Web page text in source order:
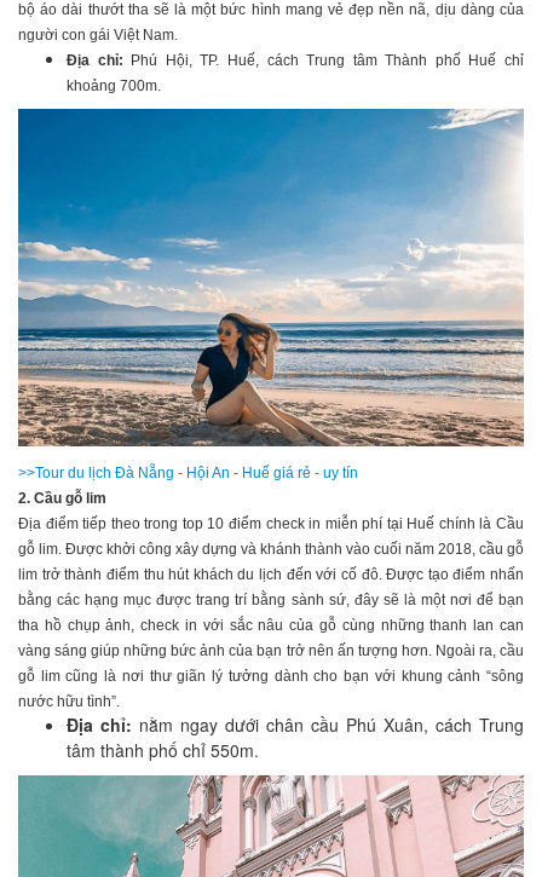
bộ áo dài thướt tha sẽ là một bức hình mang vẻ đẹp nền nã, dịu dàng của
người con gái Việt Nam.
Địa chỉ: Phú Hội, TP. Huế, cách Trung tâm Thành phố Huế chỉ
khoảng 700m.
>>Tour du lịch Đà Nẵng - Hội An - Huế giá rẻ - uy tín
2. Cầu gỗ lim
Địa điểm tiếp theo trong top 10 điểm check in miễn phí tại Huế chính là Cầu
gỗ lim. Được khởi công xây dựng và khánh thành vào cuối năm 2018, cầu gỗ
lim trở thành điểm thu hút khách du lịch đến với cố đô. Được tạo điểm nhấn
bằng các hạng mục được trang trí bằng sành sứ, đây sẽ là một nơi để bạn
tha hồ chụp ảnh, check in với sắc nâu của gỗ cùng những thanh lan can
vàng sáng giúp những bức ảnh của bạn trở nên ấn tượng hơn. Ngoài ra, cầu
gỗ lim cũng là nơi thư giãn lý tưởng dành cho bạn với khung cảnh “sông
nước hữu tình”.
Địa chỉ: nằm ngay dưới chân cầu Phú Xuân, cách Trung
tâm thành phố chỉ 550m.